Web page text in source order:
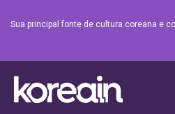
Sua principal fonte de cultura coreana e